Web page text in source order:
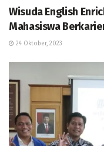
Wisuda English
Mahasiswa
24 Oktober, 2023